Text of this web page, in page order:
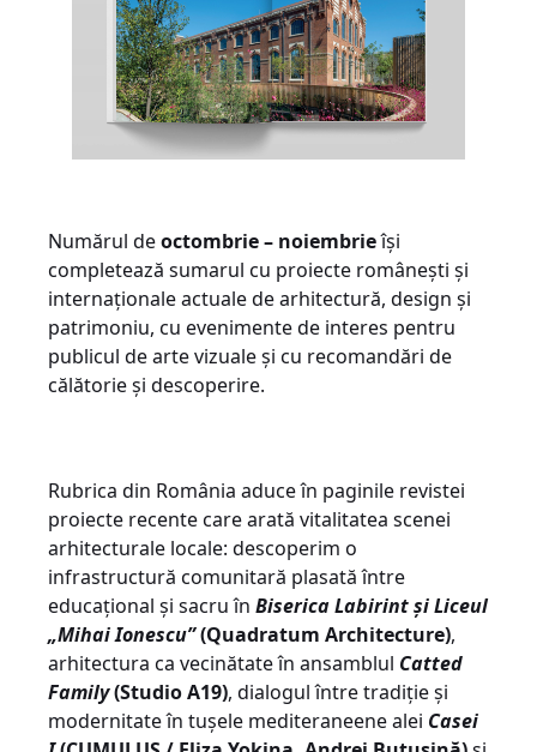
Numărul deoctombrie – noiembrieîși
completează sumarul cu proiecte românești și
internaționale actuale de arhitectură, design și
patrimoniu, cu evenimente de interes pentru
publicul de arte vizuale și cu recomandări de
călătorie și descoperire.
Rubrica din România aduce în paginile revistei
proiecte recente care arată vitalitatea scenei
arhitecturale locale: descoperim o
infrastructură comunitară plasată între
educațional și sacru în Biserica Labirint și Liceul
„Mihai Ionescu”(Quadratum Architecture),
arhitectura ca vecinătate în ansamblul Catted
Family(Studio A19), dialogul între tradiție și
modernitate în tușele mediteraneene alei Casei